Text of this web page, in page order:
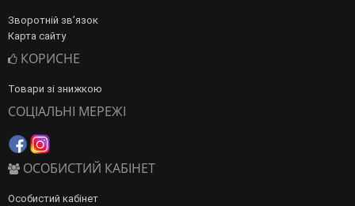
Зворотній зв’язок
Карта сайту
КОРИСНЕ
Товари зі знижкою
СОЦІАЛЬНІ МЕРЕЖІ
ОСОБИСТИЙ КАБІНЕТ
Особистий кабінет